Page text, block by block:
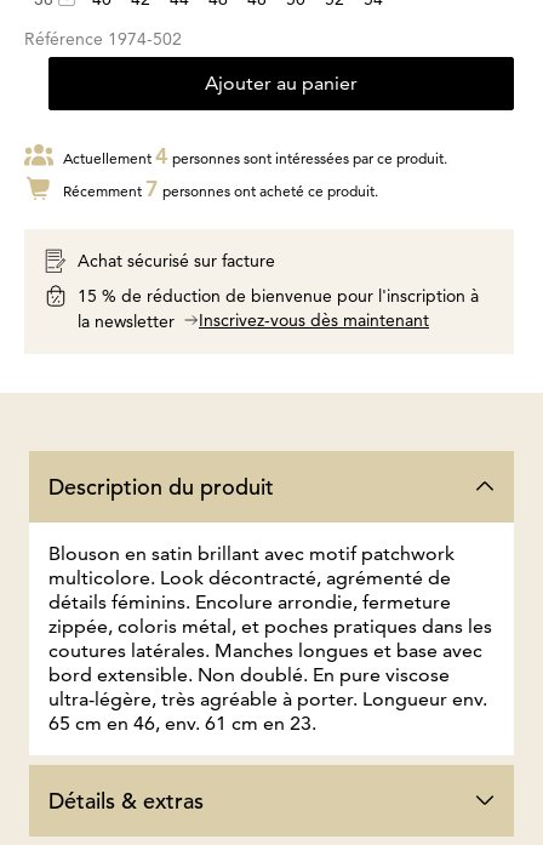
Référence 1974-502
Ajouter au panier
Actuellement 4 personnes sont intéressées par ce produit.
Récemment 7 personnes ont acheté ce produit.
Achat sécurisé sur facture
15 % de réduction de bienvenue pour l'inscription à
la newsletter
Inscrivez-vous dès maintenant
Description du produit
Blouson en satin brillant avec motif patchwork
multicolore. Look décontracté, agrémenté de
détails féminins. Encolure arrondie, fermeture
zippée, coloris métal, et poches pratiques dans les
coutures latérales. Manches longues et base avec
bord extensible. Non doublé. En pure viscose
ultra-légère, très agréable à porter. Longueur env.
65 cm en 46, env. 61 cm en 23.
Détails & extras